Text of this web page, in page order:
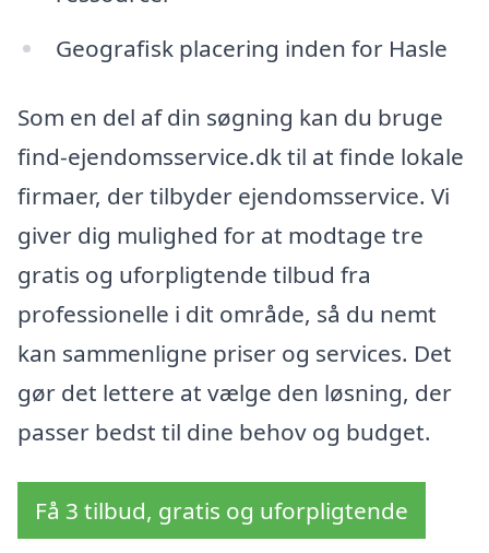
Geografisk placering inden for Hasle
Som en del af din søgning kan du bruge
find-ejendomsservice.dk til at finde lokale
firmaer, der tilbyder ejendomsservice. Vi
giver dig mulighed for at modtage tre
gratis og uforpligtende tilbud fra
professionelle i dit område, så du nemt
kan sammenligne priser og services. Det
gør det lettere at vælge den løsning, der
passer bedst til dine behov og budget.
Få 3 tilbud, gratis og uforpligtende